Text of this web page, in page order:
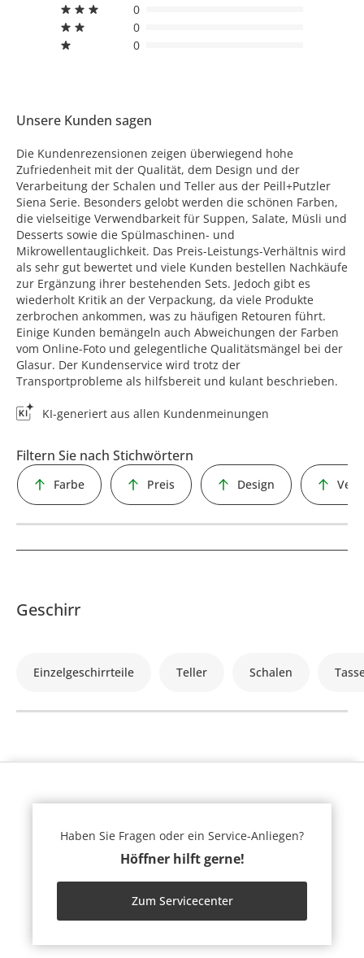
0
0
0
Unsere Kunden sagen
Die Kundenrezensionen zeigen überwiegend hohe
Zufriedenheit mit der Qualität, dem Design und der
Verarbeitung der Schalen und Teller aus der Peill+Putzler
Siena Serie. Besonders gelobt werden die schönen Farben,
die vielseitige Verwendbarkeit für Suppen, Salate, Müsli und
Desserts sowie die Spülmaschinen- und
Mikrowellentauglichkeit. Das Preis-Leistungs-Verhältnis wird
als sehr gut bewertet und viele Kunden bestellen Nachkäufe
zur Ergänzung ihrer bestehenden Sets. Jedoch gibt es
wiederholt Kritik an der Verpackung, da viele Produkte
zerbrochen ankommen, was zu häufigen Retouren führt.
Einige Kunden bemängeln auch Abweichungen der Farben
vom Online-Foto und gelegentliche Qualitätsmängel bei der
Glasur. Der Kundenservice wird trotz der
Transportprobleme als hilfsbereit und kulant beschrieben.
KI-generiert aus allen Kundenmeinungen
Filtern Sie nach Stichwörtern
Farbe Preis Design
Geschirr
Einzelgeschirrteile Teller Schalen
Haben Sie Fragen oder ein Service-Anliegen?
Höffner hilft gerne!
Zum Servicecenter